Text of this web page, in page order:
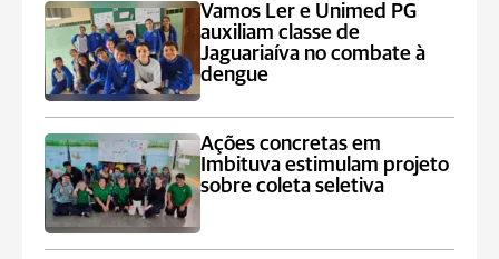
Vamos Ler e Unimed PG
auxiliam classe de
Jaguariaíva no combate à
dengue
Ações concretas em
Imbituva estimulam projeto
sobre coleta seletiva